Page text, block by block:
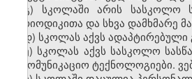
გ)
სკოლაში არის სასკოლო
პერიოდიკითა და სხვა დამხმარე
დ) სკოლას აქვს
ე) სკოლას აქვს სასკოლო
საკომუნიკაციო ტექნოლოგიები.